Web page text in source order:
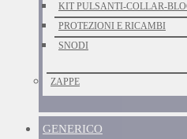
KIT PULSANTI-COLLAR-
PROTEZIONI E RICAMBI
SNODI
ZAPPE
GENERICO